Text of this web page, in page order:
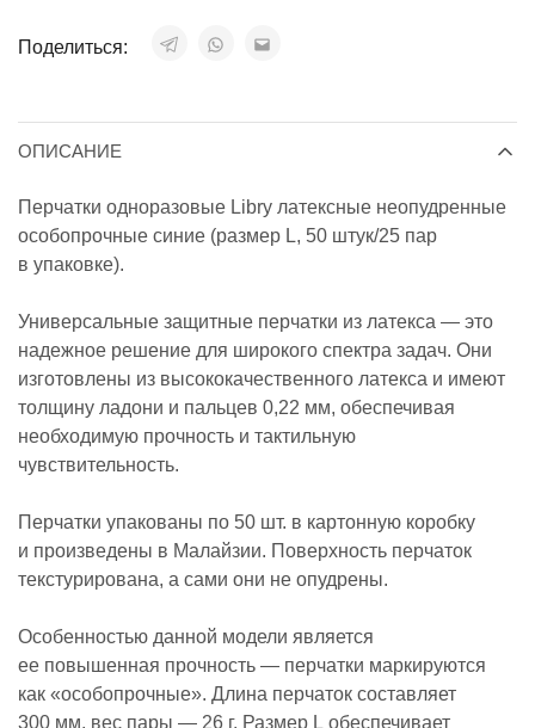
Поделиться:
ОПИСАНИЕ
Перчатки одноразовые Libry латексные неопудренные
особопрочные синие (размер L, 50 штук/25 пар
в упаковке).
Универсальные защитные перчатки из латекса — это
надежное решение для широкого спектра задач. Они
изготовлены из высококачественного латекса и имеют
толщину ладони и пальцев 0,22 мм, обеспечивая
необходимую прочность и тактильную
чувствительность.
Перчатки упакованы по 50 шт. в картонную коробку
и произведены в Малайзии. Поверхность перчаток
текстурирована, а сами они не опудрены.
Особенностью данной модели является
ее повышенная прочность — перчатки маркируются
как «особопрочные». Длина перчаток составляет
300 мм, вес пары — 26 г. Размер L обеспечивает